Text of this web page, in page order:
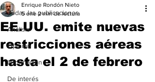
Todas las publicaciones
Análisis
Opinión
Información
De interés
EE.UU. emite nuevas
restricciones aéreas
hasta el 2 de febrero
Enrique Rondón Nieto
5 ene 2 min de lectura